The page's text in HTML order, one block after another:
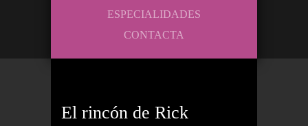
ESPECIALIDADES
CONTACTA
El rincón de Rick